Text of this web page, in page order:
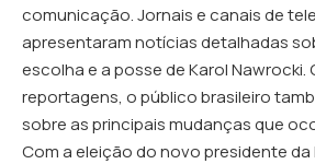
comunicação. Jornais e canais de
apresentaram notícias detalhadas
escolha e a posse de Karol Nawrocki.
reportagens, o público brasileiro
sobre as principais mudanças que
Com a eleição do novo presidente da